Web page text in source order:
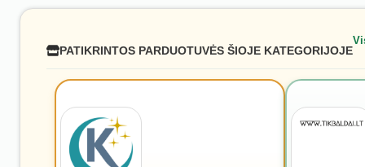
PATIKRINTOS PARDUOTUVĖS ŠIOJE KATEGORIJOJE